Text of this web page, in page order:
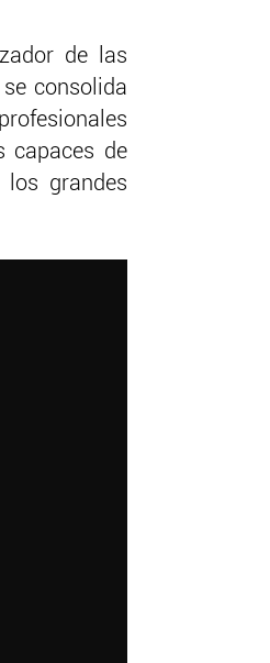
de las
consolida
capaces de
grandes